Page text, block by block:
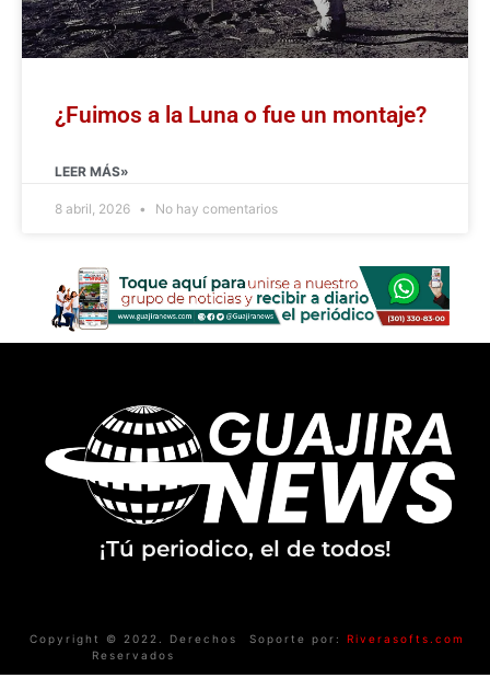
¿Fuimos a la Luna o fue un montaje?
LEER MÁS»
8 abril, 2026 No hay comentarios
¡Tú periodico, el de todos!
Copyright © 2022. Derechos
Reservados
Soporte por: Riverasofts.com